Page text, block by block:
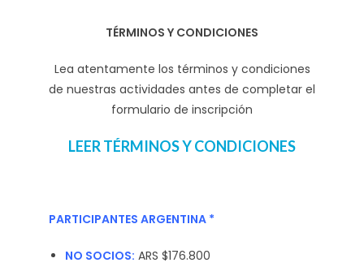
TÉRMINOS Y CONDICIONES
Lea atentamente los términos y condiciones
de nuestras actividades antes de completar el
formulario de inscripción
LEER TÉRMINOS Y CONDICIONES
PARTICIPANTES ARGENTINA *
NO SOCIOS: ARS $176.800